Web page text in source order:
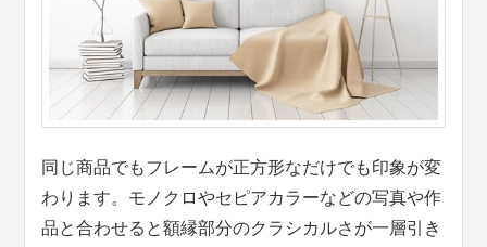
同じ商品でもフレームが正方形なだけでも印象が変
わります。モノクロやセピアカラーなどの写真や作
品と合わせると額縁部分のクラシカルさが一層引き